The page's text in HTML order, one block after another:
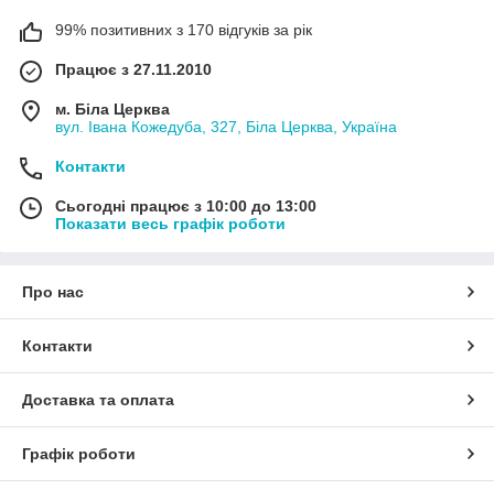
99% позитивних з 170 відгуків за рік
Працює з 27.11.2010
м. Біла Церква
вул. Івана Кожедуба, 327, Біла Церква, Україна
Контакти
Сьогодні працює з 10:00 до 13:00
Показати весь графік роботи
Про нас
Контакти
Доставка та оплата
Графік роботи